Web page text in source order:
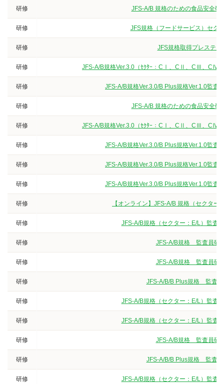
研修 JFS-A/B 規格のための食品安全
研修 JFS規格（フードサービス）セク
研修 JFS規格取得プレステ
研修 JFS-A/B規格Ver.3.0（ｾｸﾀｰ：CⅠ、CⅡ、CⅢ、CⅣ/K
研修 JFS-A/B規格Ver.3.0/B Plus規格Ver.1.0監
研修 JFS-A/B 規格のための食品安全
研修 JFS-A/B規格Ver.3.0（ｾｸﾀｰ：CⅠ、CⅡ、CⅢ、CⅣ/K
研修 JFS-A/B規格Ver.3.0/B Plus規格Ver.1.0監
研修 JFS-A/B規格Ver.3.0/B Plus規格Ver.1.0監
研修 JFS-A/B規格Ver.3.0/B Plus規格Ver.1.0監
研修 【オンライン】JFS-A/B 規格（セクタ
研修 JFS-A/B規格（セクター：E/L）監査
研修 JFS-A/B規格 監査員研
研修 JFS-A/B規格 監査員研
研修 JFS-A/B/B Plus規格 監査員
研修 JFS-A/B規格（セクター：E/L）監査
研修 JFS-A/B規格（セクター：E/L）監査
研修 JFS-A/B規格 監査員研
研修 JFS-A/B/B Plus規格 監査員
研修 JFS-A/B規格（セクター：E/L）監査